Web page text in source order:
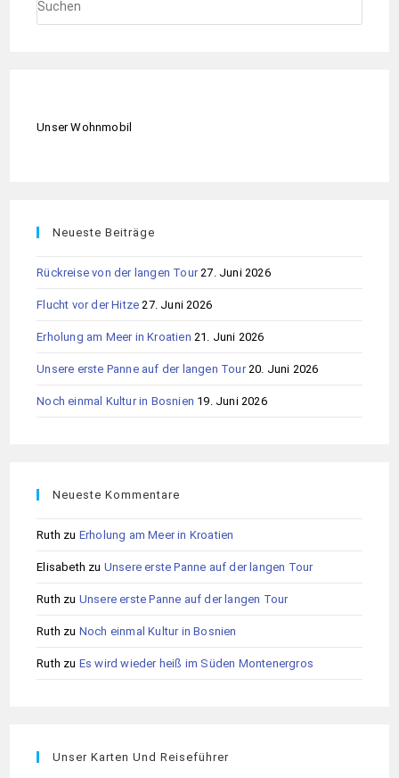
Unser Wohnmobil
Neueste Beiträge
Rückreise von der langen Tour 27. Juni 2026
Flucht vor der Hitze 27. Juni 2026
Erholung am Meer in Kroatien 21. Juni 2026
Unsere erste Panne auf der langen Tour 20. Juni 2026
Noch einmal Kultur in Bosnien 19. Juni 2026
Neueste Kommentare
Ruth zu Erholung am Meer in Kroatien
Elisabeth zu Unsere erste Panne auf der langen Tour
Ruth zu Unsere erste Panne auf der langen Tour
Ruth zu Noch einmal Kultur in Bosnien
Ruth zu Es wird wieder heiß im Süden Montenergros
Unser Karten Und Reiseführer